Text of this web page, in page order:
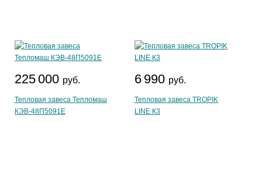
225 000 руб.
Тепловая завеса Тепломаш
КЭВ-48П5091Е
6 990 руб.
Тепловая завеса TROPIK
LINE К3